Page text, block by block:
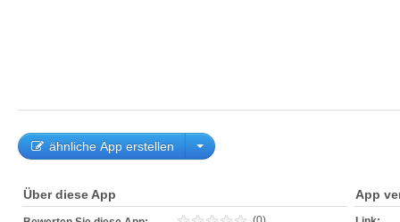
ähnliche App erstellen
Über diese App App